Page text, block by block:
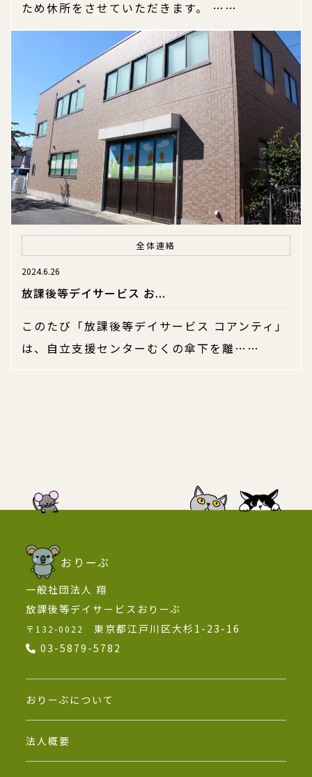
ため休所をさせていただきます。 ……
全体連絡
2024.6.26
放課後等デイサービス お...
このたび「放課後等デイサービス コアンティ」
は、自立支援センターむくの傘下を離……
おりーぶ
一般社団法人 翔
放課後等デイサービスおりーぶ
〒132-0022
東京都江戸川区大杉1-23-16
03-5879-5782
おりーぶについて
法人概要